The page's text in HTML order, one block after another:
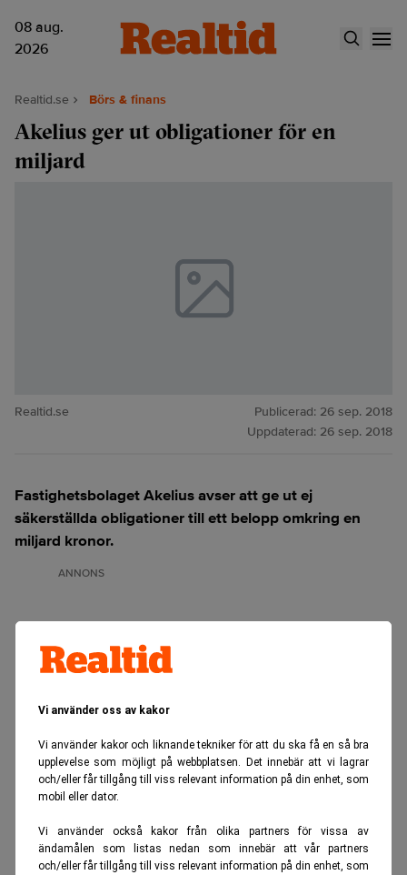
Vi använder oss av kakor
Vi använder kakor och liknande tekniker för att du ska få en så bra
upplevelse som möjligt på webbplatsen. Det innebär att vi lagrar
och/eller får tillgång till viss relevant information på din enhet, som
mobil eller dator.
Vi använder också kakor från olika partners för vissa av
ändamålen som listas nedan som innebär att vår partners
och/eller får tillgång till viss relevant information på din enhet, som
08 aug.
2026
Realtid.se Börs & finans
Akelius ger ut obligationer för en
miljard
Realtid.se Publicerad: 26 sep. 2018
Uppdaterad: 26 sep. 2018
Fastighetsbolaget Akelius avser att ge ut ej
säkerställda obligationer till ett belopp omkring en
miljard kronor.
ANNONS